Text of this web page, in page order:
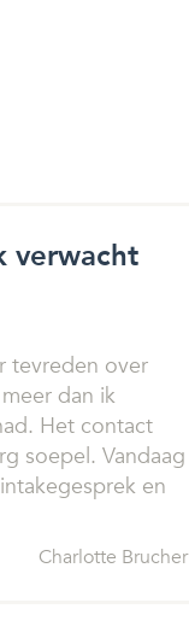
verwacht
tevreden over
dan ik
Het contact
soepel. Vandaag
en
Charlotte Brucher